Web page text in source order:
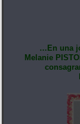
…En una
Melanie